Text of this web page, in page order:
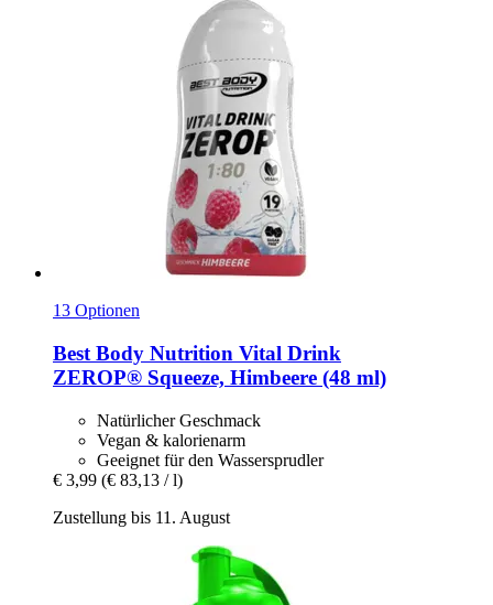
13 Optionen
Best Body Nutrition Vital Drink
ZEROP® Squeeze, Himbeere (48 ml)
Natürlicher Geschmack
Vegan & kalorienarm
Geeignet für den Wassersprudler
€ 3,99 (€ 83,13 / l)
Zustellung bis 11. August